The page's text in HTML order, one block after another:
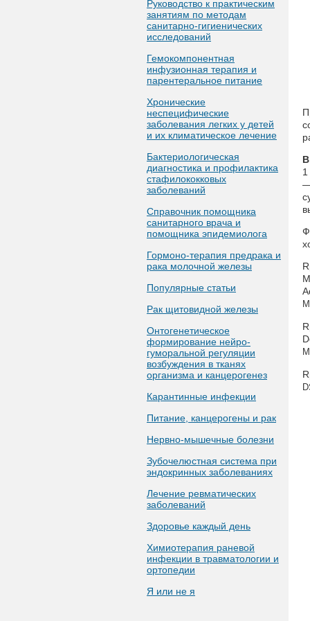
Руководство к практическим
занятиям по методам
санитарно-гигиенических
исследований
Гемокомпонентная
инфузионная терапия и
парентеральное питание
Хронические
неспецифические
заболевания легких у детей
и их климатическое лечение
Бактериологическая
диагностика и профилактика
стафилококковых
заболеваний
Справочник помощника
санитарного врача и
помощника эпидемиолога
Гормоно-терапия предрака и
рака молочной железы
Популярные статьи
Рак щитовидной железы
Онтогенетическое
формирование нейро-
гуморальной регуляции
возбуждения в тканях
организма и канцерогенез
Карантинные инфекции
Питание, канцерогены и рак
Нервно-мышечные болезни
Зубочелюстная система при
эндокринных заболеваниях
Лечение ревматических
заболеваний
Здоровье каждый день
Химиотерапия раневой
инфекции в травматологии и
ортопедии
Я или не я